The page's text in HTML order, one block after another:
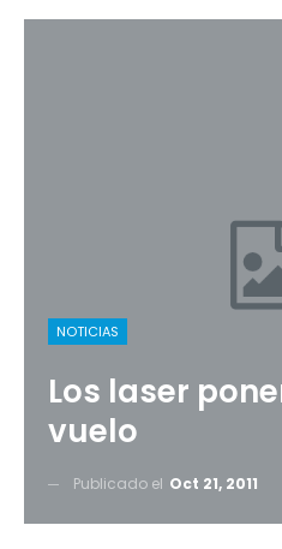
NOTICIAS
Los laser
vuelo
Publicado el Oct 21, 2011